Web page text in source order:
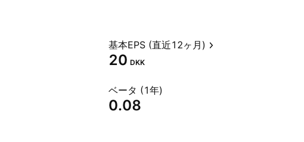
基本EPS (直近12ヶ月)
20 DKK
ベータ (1年)
0.08